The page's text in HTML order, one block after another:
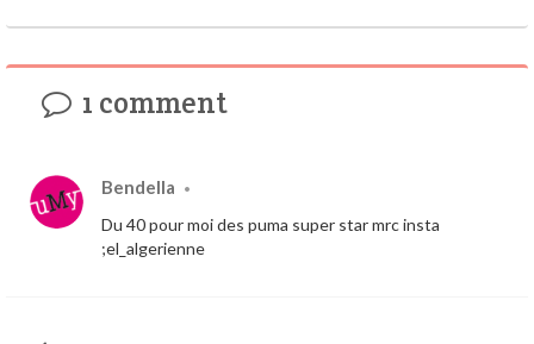
1 comment
Bendella •
Du 40 pour moi des puma super star mrc insta
;el_algerienne